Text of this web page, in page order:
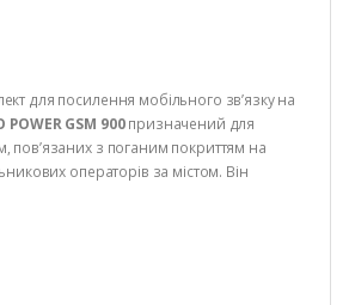
для посилення мобільного зв’язку на
POWER GSM 900призначений для
пов’язаних з поганим покриттям на
операторів за містом. Він